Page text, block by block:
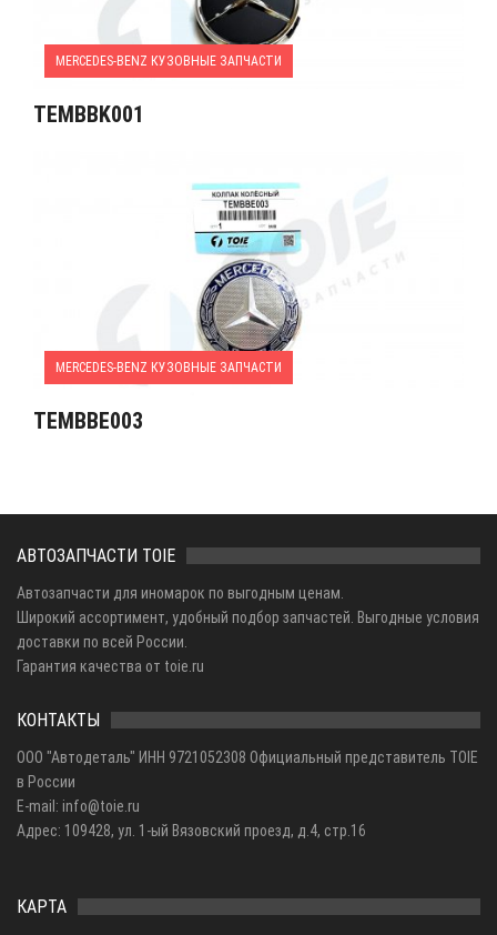
MERCEDES-BENZ КУЗОВНЫЕ ЗАПЧАСТИ
TEMBBK001
MERCEDES-BENZ КУЗОВНЫЕ ЗАПЧАСТИ
TEMBBE003
АВТОЗАПЧАСТИ TOIE
Автозапчасти для иномарок по выгодным ценам.
Широкий ассортимент, удобный подбор запчастей. Выгодные условия
доставки по всей России.
Гарантия качества от toie.ru
КОНТАКТЫ
ООО "Автодеталь" ИНН 9721052308 Официальный представитель TOIE
в России
E-mail: info@toie.ru
Адрес: 109428, ул. 1-ый Вязовский проезд, д.4, стр.16
КАРТА